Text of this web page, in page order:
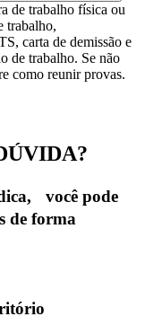
de trabalho física ou
trabalho,
carta de demissão e
de trabalho. Se não
como reunir provas.
você pode
de forma